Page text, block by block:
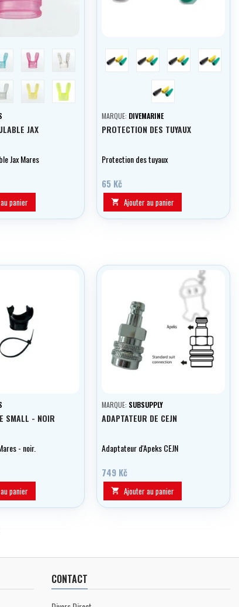
zelená růžová transparentní
bílá žlutá žlutá neon
JAX
Jax Mares
panier
červená modrá zelená yellow
black
MARQUE: DIVEMARINE
PROTECTION DES TUYAUX
Protection des tuyaux
65 Kč
 Ajouter au panier
SMALL - NOIR
- noir.
panier
MARQUE: SUBSUPPLY
ADAPTATEUR DE CEJN
Adaptateur d'Apeks CEJN
749 Kč
 Ajouter au panier
CONTACT